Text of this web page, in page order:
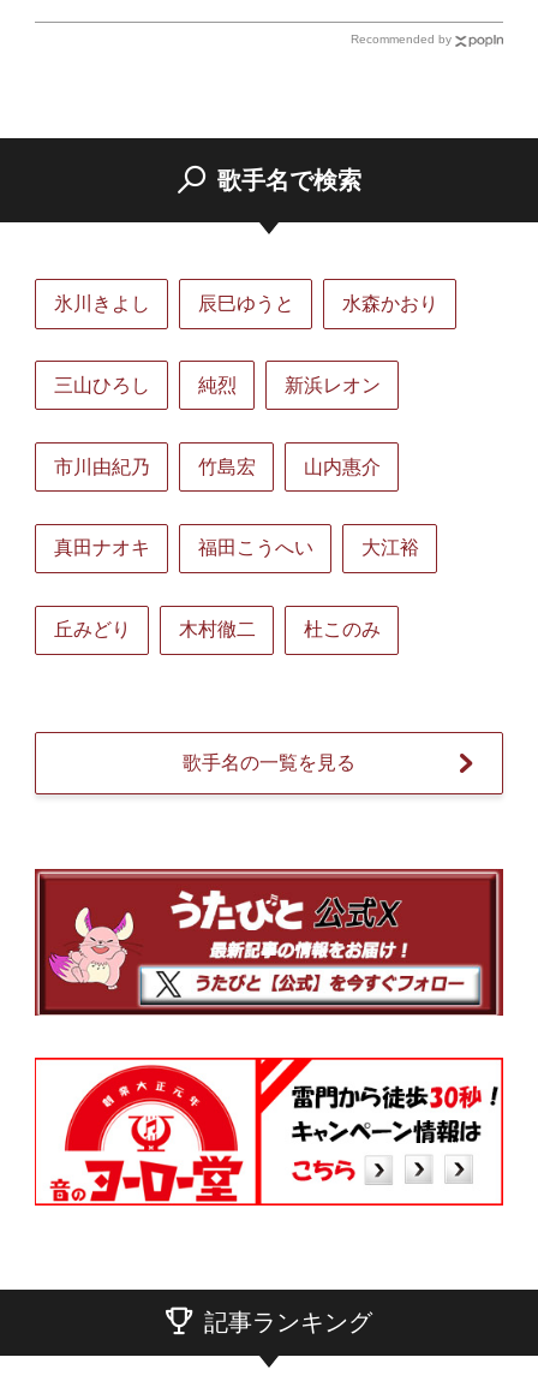
Recommended by
歌手名で検索
氷川きよし 辰巳ゆうと 水森かおり
三山ひろし 純烈 新浜レオン
市川由紀乃 竹島宏 山内惠介
真田ナオキ 福田こうへい 大江裕
丘みどり 木村徹二 杜このみ
歌手名の一覧を見る
記事ランキング